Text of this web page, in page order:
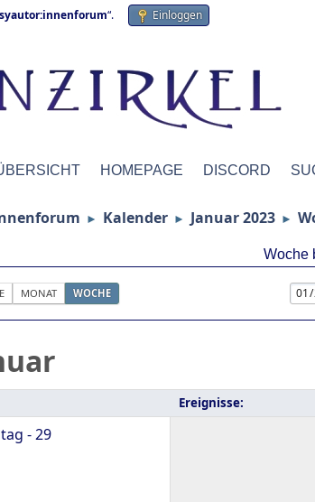
“. Einloggen
HOMEPAGE DISCORD
► Kalender ► Januar 2023 ►
Woche
MONAT WOCHE
Ereignisse:
- 29